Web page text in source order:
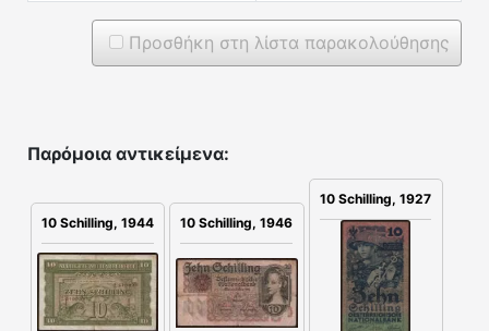
Προσθήκη στη λίστα παρακολούθησης
Παρόμοια αντικείμενα:
10 Schilling, 1944 10 Schilling, 1946
10 Schilling, 1927